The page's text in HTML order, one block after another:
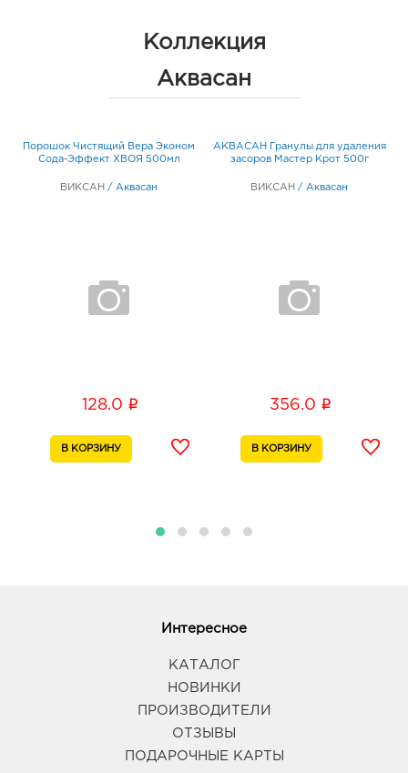
Коллекция
Аквасан
Порошок Чистящий Вера Эконом
Сода-Эффект ХВОЯ 500мл
ВИКСАН / Аквасан
128.0 i
АКВАСАН Гранулы для удаления
засоров Мастер Крот 500г
ВИКСАН / Аквасан
356.0 i
Интересное
КАТАЛОГ
НОВИНКИ
ПРОИЗВОДИТЕЛИ
ОТЗЫВЫ
ПОДАРОЧНЫЕ КАРТЫ